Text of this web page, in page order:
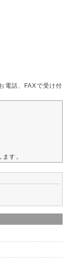
お電話、FAXで受け付
す。